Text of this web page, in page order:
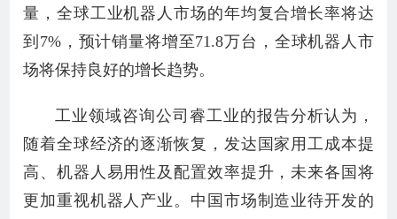
量，全球工业机器人市场的年均复合增长率将达
到7%，预计销量将增至71.8万台，全球机器人市
场将保持良好的增长趋势。
工业领域咨询公司睿工业的报告分析认为，
随着全球经济的逐渐恢复，发达国家用工成本提
高、机器人易用性及配置效率提升，未来各国将
更加重视机器人产业。中国市场制造业待开发的